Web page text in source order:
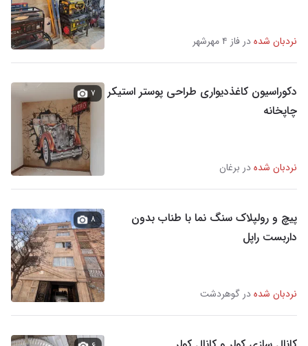
نردبان شدهدر فاز ۴ مهرشهر
دکوراسیون کاغذدیواری طراحی پوستر استیکر
چاپخانه
نردبان شدهدر برغان
۷
پیچ و رولپلاک سنگ نما با طناب بدون
داربست راپل‌
نردبان شدهدر گوهردشت
۸